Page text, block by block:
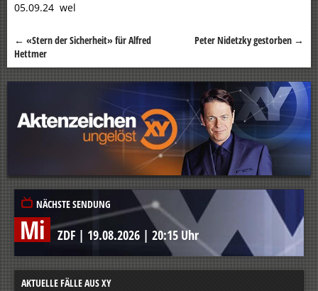
05.09.24 wel
Beitragsnavigation
← «Stern der Sicherheit» für Alfred
Hettmer
Peter Nidetzky gestorben →
NÄCHSTE SENDUNG
Mi ZDF | 19.08.2026 | 20:15 Uhr
AKTUELLE FÄLLE AUS XY